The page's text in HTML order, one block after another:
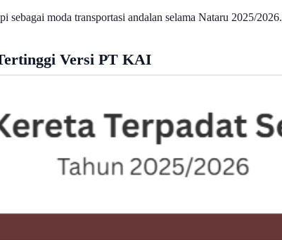
sebagai moda transportasi andalan selama Nataru 2025/2026.
Versi PT KAI